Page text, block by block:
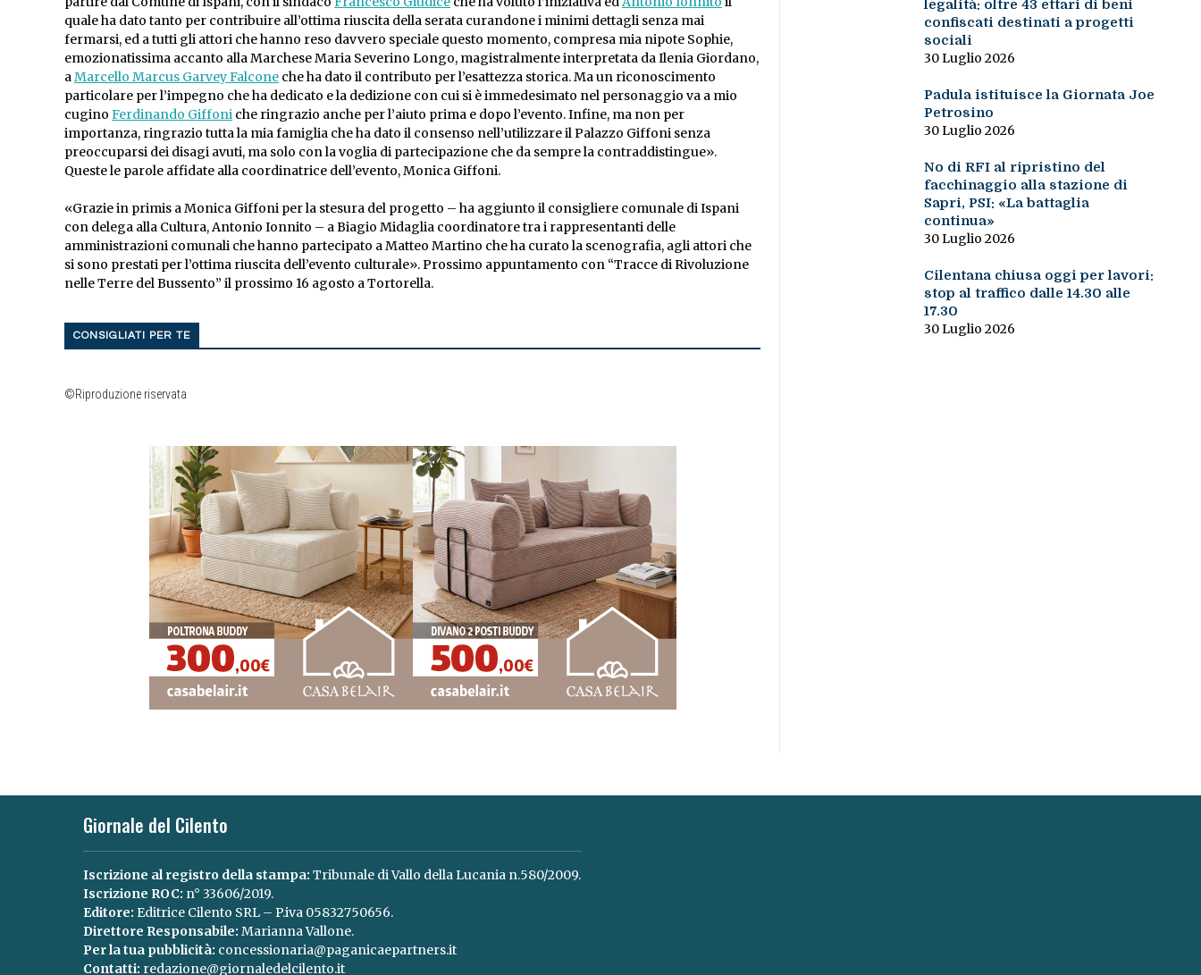
quale ha dato tanto per contribuire all’ottima riuscita della serata curandone i minimi dettagli senza mai
fermarsi, ed a tutti gli attori che hanno reso davvero speciale questo momento, compresa mia nipote Sophie,
emozionatissima accanto alla Marchese Maria Severino Longo, magistralmente interpretata da Ilenia Giordano,
aMarcello Marcus Garvey Falcone che ha dato il contributo per l’esattezza storica. Ma un riconoscimento
particolare per l’impegno che ha dedicato e la dedizione con cui si è immedesimato nel personaggio va a mio
cugino Ferdinando Giffoni che ringrazio anche per l’aiuto prima e dopo l’evento. Infine, ma non per
importanza, ringrazio tutta la mia famiglia che ha dato il consenso nell’utilizzare il Palazzo Giffoni senza
preoccuparsi dei disagi avuti, ma solo con la voglia di partecipazione che da sempre la contraddistingue».
Queste le parole affidate alla coordinatrice dell’evento, Monica Giffoni.
«Grazie in primis a Monica Giffoni per la stesura del progetto – ha aggiunto il consigliere comunale di Ispani
con delega alla Cultura, Antonio Ionnito – a Biagio Midaglia coordinatore tra i rappresentanti delle
amministrazioni comunali che hanno partecipato a Matteo Martino che ha curato la scenografia, agli attori che
si sono prestati per l’ottima riuscita dell’evento culturale». Prossimo appuntamento con “Tracce di Rivoluzione
nelle Terre del Bussento” il prossimo 16 agosto a Tortorella.
CONSIGLIATI PER TE
©Riproduzione riservata
legalità: oltre 43 ettari di beni
confiscati destinati a progetti
sociali
30 Luglio 2026
Padula istituisce la Giornata Joe
Petrosino
30 Luglio 2026
No di RFI al ripristino del
facchinaggio alla stazione di
Sapri, PSI: «La battaglia
continua»
30 Luglio 2026
Cilentana chiusa oggi per lavori:
stop al traffico dalle 14.30 alle
17.30
30 Luglio 2026
Giornale del Cilento
Iscrizione al registro della stampa: Tribunale di Vallo della Lucania n.580/2009.
Iscrizione ROC: n° 33606/2019.
Editore: Editrice Cilento SRL – P.iva 05832750656.
Direttore Responsabile: Marianna Vallone.
Per la tua pubblicità: concessionaria@paganicaepartners.it
Contatti: redazione@giornaledelcilento.it